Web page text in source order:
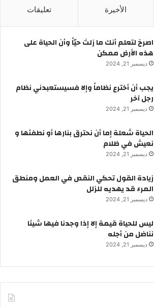
الأخيرة تعليقات
‫اصرخ لتعلم أنك ما زلتَ حيّاً وأن الحياة على
هذه الأرض ممكن
ديسمبر 21, 2024
يجب أن أخترع نظاماً وإلا فسيستعبدني نظام
رجل آخر
ديسمبر 21, 2024
الحياة شعلة إما أن نحترق بنارها أو نطفئها و
نعيش في ظلام
ديسمبر 21, 2024
زيادة القول تحكي النقص في العمل ومنطق
المرء قد يهديه للزلل
ديسمبر 21, 2024
ليس للحياة قيمة إلا إذا وجدنا فيها شيئا
نناضل من أجله
ديسمبر 21, 2024